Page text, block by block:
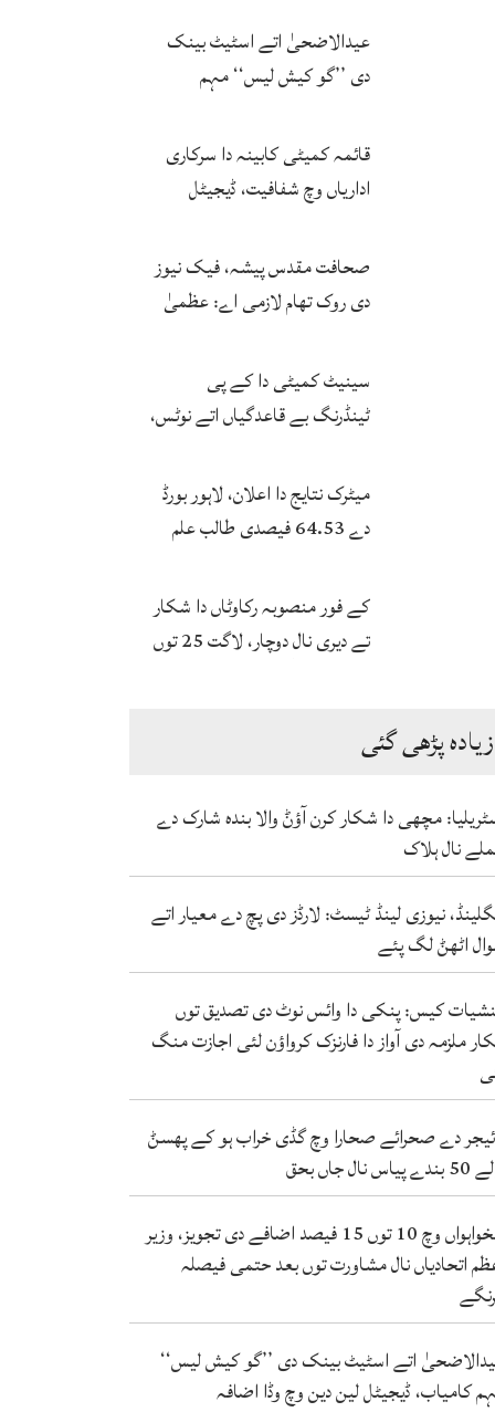
حتمی فیصلہ کرنگے
عیدالاضحیٰ اتے اسٹیٹ بینک
دی ’’گو کیش لیس‘‘ مہم
اضافہ
قائمہ کمیٹی کابینہ دا سرکاری
اداریاں وچ شفافیت، ڈیجیٹل
صحافت مقدس پیشہ، فیک نیوز
دی روک تھام لازمی اے: عظمیٰ
سینیٹ کمیٹی دا کے پی
ٹینڈرنگ بے قاعدگیاں اتے نوٹس،
میٹرک نتایج دا اعلان، لاہور بورڈ
دے 64.53 فیصدی طالب علم
کے فور منصوبہ رکاوٹاں دا شکار
تے دیری نال دوچار، لاگت 25 توں
زیادہ پڑھی گئی
مچھی دا شکار کرن آؤݨ والا بندہ شارک دے
نال ہلاک
نیوزی لینڈ ٹیسٹ: لارڈز دی پچ دے معیار اتے
اٹھݨ لگ پئے
کیس: پنکی دا وائس نوٹ دی تصدیق توں
ملزمہ دی آواز دا فارنزک کرواؤن لئی اجازت منگ
دے صحرائے صحارا وچ گڈی خراب ہو کے پھسݨ
نال جاں بحق
تنخواہواں وچ 10 توں 15 فیصد اضافے دی تجویز، وزیر
اتحادیاں نال مشاورت توں بعد حتمی فیصلہ
اتے اسٹیٹ بینک دی ’’گو کیش لیس‘‘
کامیاب، ڈیجیٹل لین دین وچ وڈا اضافہ